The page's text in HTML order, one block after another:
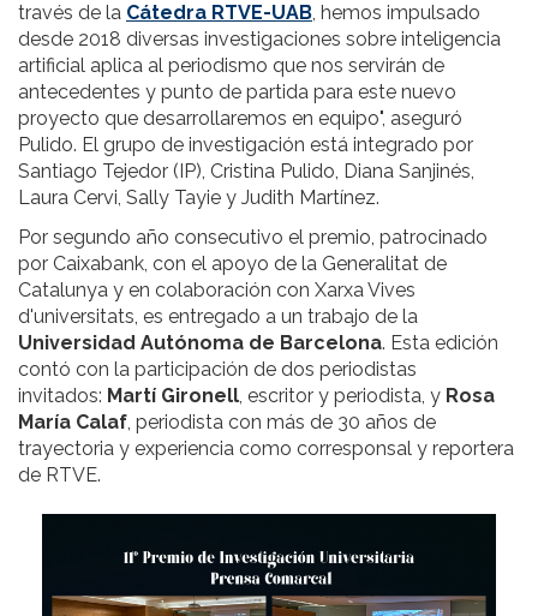
través de la Cátedra RTVE-UAB, hemos impulsado
desde 2018 diversas investigaciones sobre inteligencia
artificial aplica al periodismo que nos servirán de
antecedentes y punto de partida para este nuevo
proyecto que desarrollaremos en equipo", aseguró
Pulido. El grupo de investigación está integrado por
Santiago Tejedor (IP), Cristina Pulido, Diana Sanjinés,
Laura Cervi, Sally Tayie y Judith Martínez.
Por segundo año consecutivo el premio, patrocinado
por Caixabank, con el apoyo de la Generalitat de
Catalunya y en colaboración con Xarxa Vives
d'universitats, es entregado a un trabajo de la
Universidad Autónoma de Barcelona. Esta edición
contó con la participación de dos periodistas
invitados: Martí Gironell, escritor y periodista, y Rosa
María Calaf, periodista con más de 30 años de
trayectoria y experiencia como corresponsal y reportera
de RTVE.